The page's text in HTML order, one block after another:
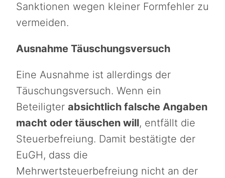
Sanktionen wegen kleiner Formfehler zu
vermeiden.
Ausnahme Täuschungsversuch
Eine Ausnahme ist allerdings der
Täuschungsversuch. Wenn ein
Beteiligter absichtlich falsche Angaben
macht oder täuschen will, entfällt die
Steuerbefreiung. Damit bestätigte der
EuGH, dass die
Mehrwertsteuerbefreiung nicht an der